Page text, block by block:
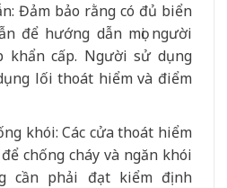
Đảm bảo rằng có đủ biển
để hướng dẫn mọi người
khẩn cấp. Người sử dụng
lối thoát hiểm và điểm
khói: Các cửa thoát hiểm
chống cháy và ngăn khói
cần phải đạt kiểm định